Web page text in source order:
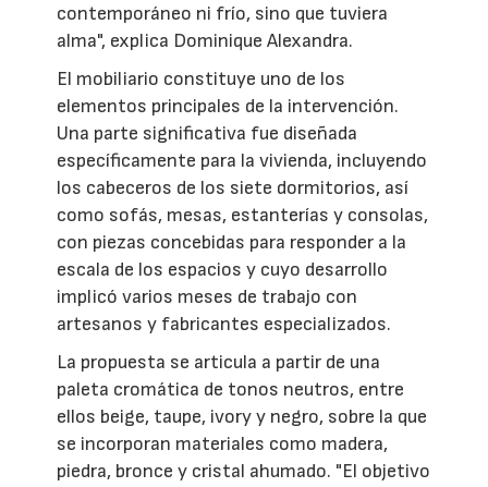
contemporáneo ni frío, sino que tuviera
alma", explica Dominique Alexandra.
El mobiliario constituye uno de los
elementos principales de la intervención.
Una parte significativa fue diseñada
específicamente para la vivienda, incluyendo
los cabeceros de los siete dormitorios, así
como sofás, mesas, estanterías y consolas,
con piezas concebidas para responder a la
escala de los espacios y cuyo desarrollo
implicó varios meses de trabajo con
artesanos y fabricantes especializados.
La propuesta se articula a partir de una
paleta cromática de tonos neutros, entre
ellos beige, taupe, ivory y negro, sobre la que
se incorporan materiales como madera,
piedra, bronce y cristal ahumado. "El objetivo